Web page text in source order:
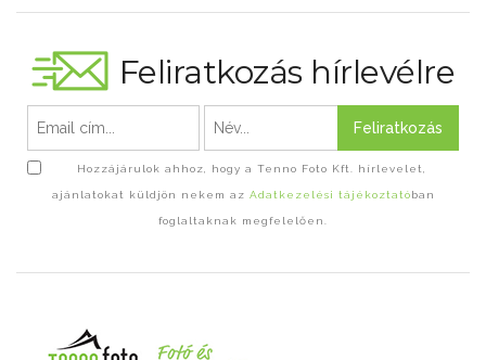
Feliratkozás hírlevélre
Feliratkozás
Hozzájárulok ahhoz, hogy a Tenno Foto Kft. hírlevelet,
ajánlatokat küldjön nekem az Adatkezelési tájékoztatóban
foglaltaknak megfelelően.